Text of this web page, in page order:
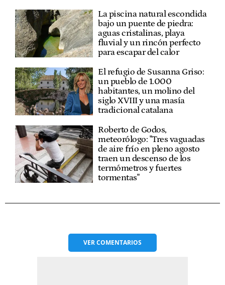
La piscina natural escondida
bajo un puente de piedra:
aguas cristalinas, playa
fluvial y un rincón perfecto
para escapar del calor
El refugio de Susanna Griso:
un pueblo de 1.000
habitantes, un molino del
siglo XVIII y una masía
tradicional catalana
Roberto de Godos,
meteorólogo: "Tres vaguadas
de aire frío en pleno agosto
traen un descenso de los
termómetros y fuertes
tormentas"
VERCOMENTARIOS